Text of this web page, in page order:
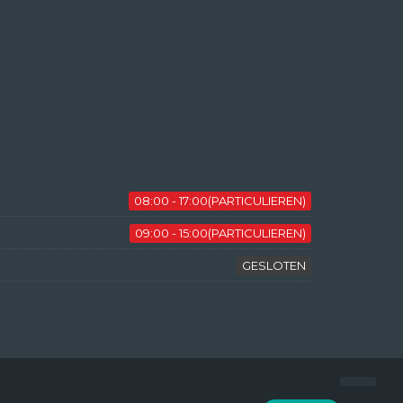
08:00 - 17:00(PARTICULIEREN)
09:00 - 15:00(PARTICULIEREN)
GESLOTEN